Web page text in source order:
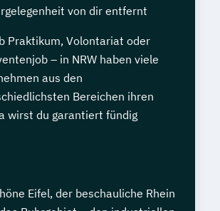
von dir entfernt
Praktikum, Volontariat oder
– in NRW haben viele
aus den
Bereichen ihren
wirst du garantiert fündig
Eifel, der beschauliche Rhein